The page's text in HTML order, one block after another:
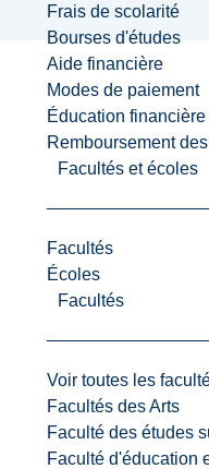
Frais de scolarité
Bourses d'études
Aide financière
Modes de paiement
Éducation financière
Remboursement
Facultés et écoles
Facultés
Écoles
Facultés
Voir toutes les
Facultés des Arts
Faculté des études
Faculté d'éducation